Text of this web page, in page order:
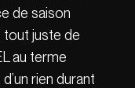
de saison
tout juste de
au terme
rien durant